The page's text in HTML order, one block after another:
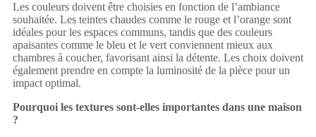
Les couleurs doivent être choisies en fonction de l’ambiance
souhaitée. Les teintes chaudes comme le rouge et l’orange sont
idéales pour les espaces communs, tandis que des couleurs
apaisantes comme le bleu et le vert conviennent mieux aux
chambres à coucher, favorisant ainsi la détente. Les choix doivent
également prendre en compte la luminosité de la pièce pour un
impact optimal.
Pourquoi les textures sont-elles importantes dans une maison
?